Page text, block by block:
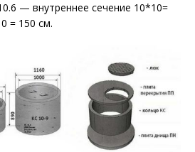
— внутреннее сечение 10*10=
= 150 см.